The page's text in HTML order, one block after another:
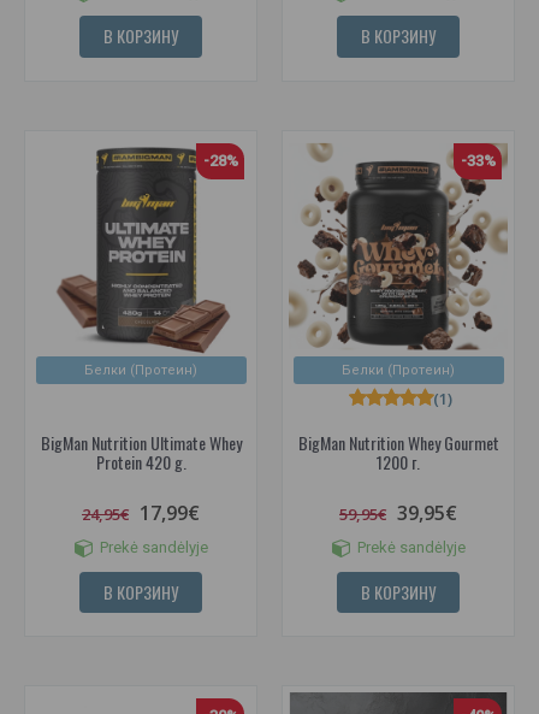
В КОРЗИНУ В КОРЗИНУ
Белки (Протеин)
-28%
BigMan Nutrition Ultimate Whey
Protein 420 g.
24,95€ 17,99€
Prekė sandėlyje
В КОРЗИНУ
Белки (Протеин)
-33%
BigMan Nutrition Whey Gourmet
1200 г.
(1)
59,95€ 39,95€
Prekė sandėlyje
В КОРЗИНУ